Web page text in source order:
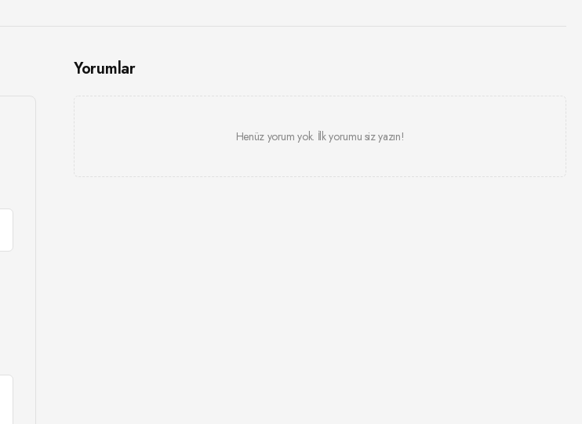
Yorumlar
Henüz yorum yok. İlk yorumu siz yazın!